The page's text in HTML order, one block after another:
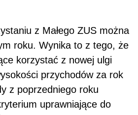
z Małego ZUS można
roku. Wynika to z tego, że
korzystać z nowej ulgi
przychodów za rok
z poprzedniego roku
uprawniające do